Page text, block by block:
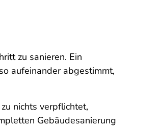
zu sanieren. Ein
aufeinander abgestimmt,
nichts verpflichtet,
Gebäudesanierung